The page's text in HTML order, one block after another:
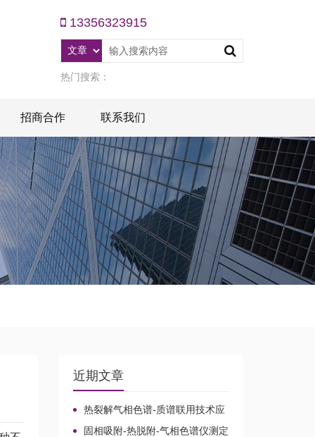
13356323915
热门搜索：
招商合作 联系我们
近期文章
热裂解气相色谱-质谱联用技术应
用于贝叶经木质纤维素的微生物降
固相吸附-热脱附-气相色谱仪测定